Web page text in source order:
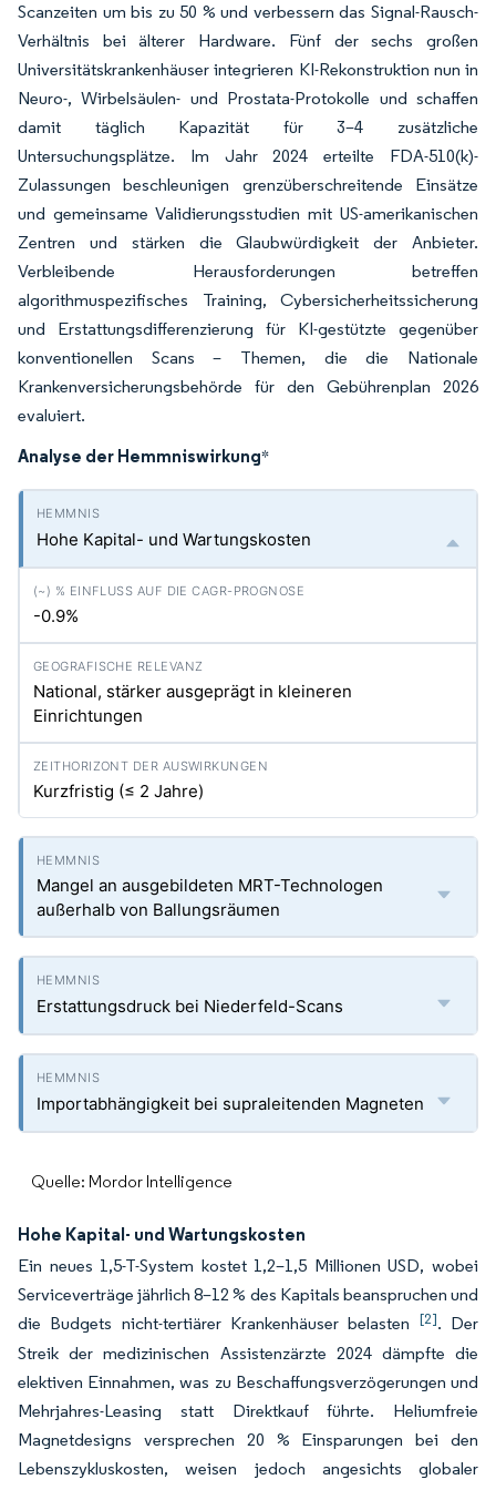
Scanzeiten um bis zu 50 % und verbessern das Signal-Rausch-
Verhältnis bei älterer Hardware. Fünf der sechs großen
Universitätskrankenhäuser integrieren KI-Rekonstruktion nun in
Neuro-, Wirbelsäulen- und Prostata-Protokolle und schaffen
damit täglich Kapazität für 3–4 zusätzliche
Untersuchungsplätze. Im Jahr 2024 erteilte FDA-510(k)-
Zulassungen beschleunigen grenzüberschreitende Einsätze
und gemeinsame Validierungsstudien mit US-amerikanischen
Zentren und stärken die Glaubwürdigkeit der Anbieter.
Verbleibende Herausforderungen betreffen
algorithmuspezifisches Training, Cybersicherheitssicherung
und Erstattungsdifferenzierung für KI-gestützte gegenüber
konventionellen Scans – Themen, die die Nationale
Krankenversicherungsbehörde für den Gebührenplan 2026
evaluiert.
Analyse der Hemmniswirkung*
Hohe Kapital- und Wartungskosten
-0.9%
National, stärker ausgeprägt in kleineren
Einrichtungen
Kurzfristig (≤ 2 Jahre)
Mangel an ausgebildeten MRT-Technologen
außerhalb von Ballungsräumen
Erstattungsdruck bei Niederfeld-Scans
Importabhängigkeit bei supraleitenden Magneten
Quelle: Mordor Intelligence
Hohe Kapital- und Wartungskosten
Ein neues 1,5-T-System kostet 1,2–1,5 Millionen USD, wobei
Serviceverträge jährlich 8–12 % des Kapitals beanspruchen und
die Budgets nicht-tertiärer Krankenhäuser belasten [2]. Der
Streik der medizinischen Assistenzärzte 2024 dämpfte die
elektiven Einnahmen, was zu Beschaffungsverzögerungen und
Mehrjahres-Leasing statt Direktkauf führte. Heliumfreie
Magnetdesigns versprechen 20 % Einsparungen bei den
Lebenszykluskosten, weisen jedoch angesichts globaler